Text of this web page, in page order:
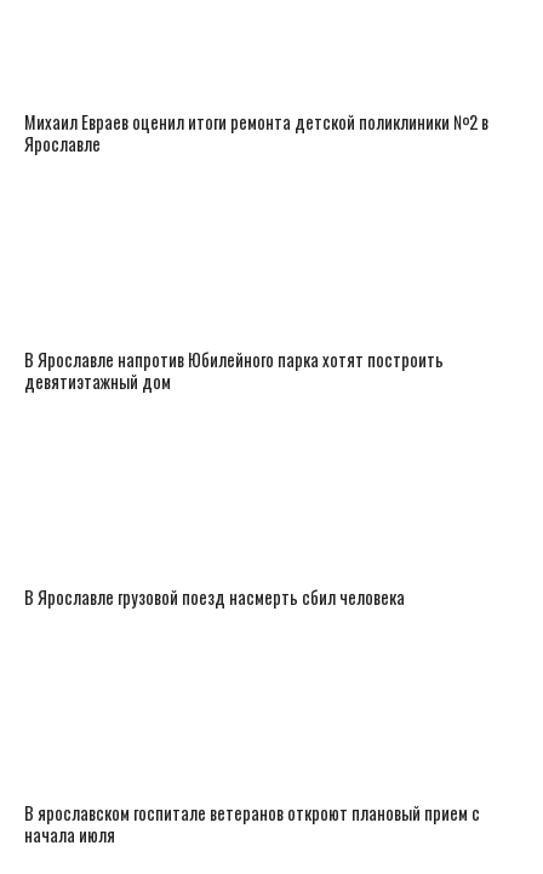
​Михаил Евраев оценил итоги ремонта детской поликлиники №2 в
Ярославле
В Ярославле напротив Юбилейного парка хотят построить
девятиэтажный дом
В Ярославле грузовой поезд насмерть сбил человека
В ярославском госпитале ветеранов откроют плановый прием с
начала июля